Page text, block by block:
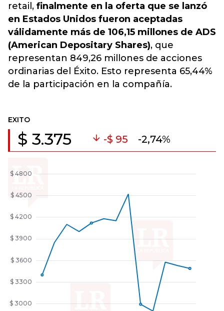
retail, finalmente en la oferta que se lanzó
en Estados Unidos fueron aceptadas
válidamente más de 106,15 millones de ADS
(American Depositary Shares), que
representan 849,26 millones de acciones
ordinarias del Éxito. Esto representa 65,44%
de la participación en la compañía.